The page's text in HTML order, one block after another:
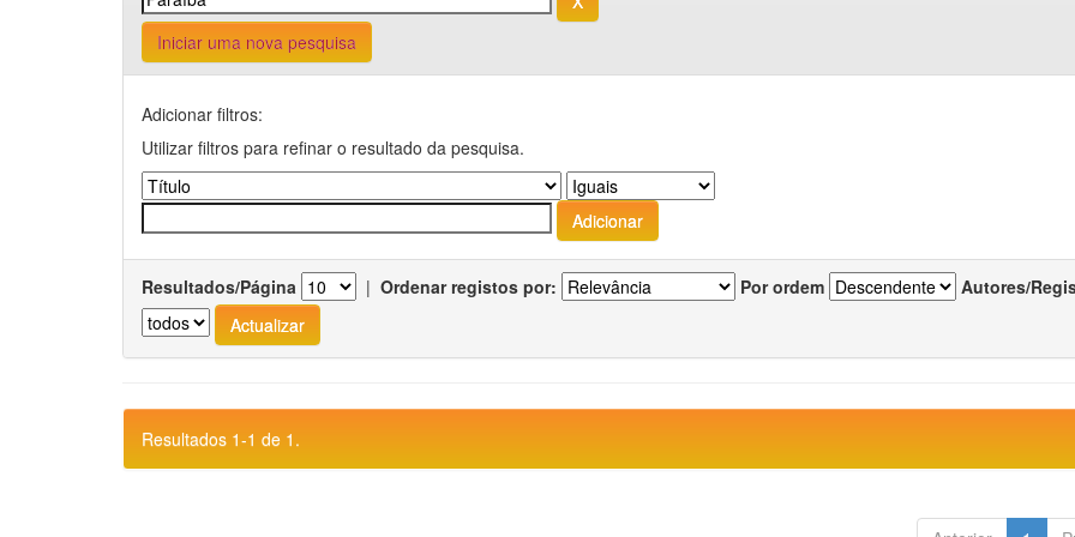
Iniciar uma nova pesquisa
Adicionar filtros:
Utilizar filtros para refinar o resultado da pesquisa.
Resultados/Página | Ordenar registos por: Por ordem Autores/
Resultados 1-1 de 1.